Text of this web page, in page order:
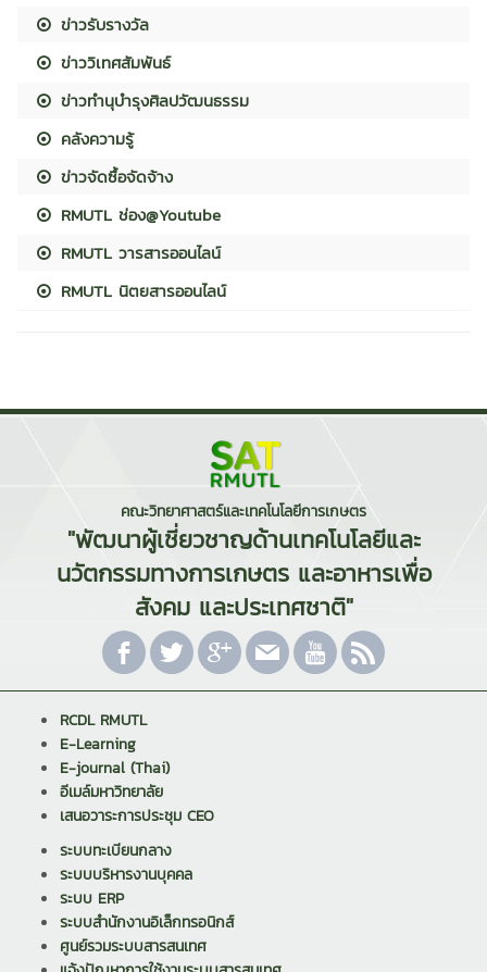
ข่าวรับรางวัล
ข่าววิเทศสัมพันธ์
ข่าวทำนุบำรุงศิลปวัฒนธรรม
คลังความรู้
ข่าวจัดซื้อจัดจ้าง
RMUTL ช่อง@Youtube
RMUTL วารสารออนไลน์
RMUTL นิตยสารออนไลน์
คณะวิทยาศาสตร์และเทคโนโลยีการเกษตร
"พัฒนาผู้เชี่ยวชาญด้านเทคโนโลยีและ
นวัตกรรมทางการเกษตร และอาหารเพื่อ
สังคม และประเทศชาติ"
RCDL RMUTL
E-Learning
E-journal (Thai)
อีเมล์มหาวิทยาลัย
เสนอวาระการประชุม CEO
ระบบทะเบียนกลาง
ระบบบริหารงานบุคคล
ระบบ ERP
ระบบสำนักงานอิเล็กทรอนิกส์
ศูนย์รวมระบบสารสนเทศ